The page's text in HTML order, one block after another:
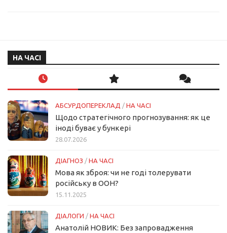
НА ЧАСІ
АБСУРДОПЕРЕКЛАД / НА ЧАСІ
Щодо стратегічного прогнозування: як це
іноді буває у бункері
28.07.2026
ДІАГНОЗ / НА ЧАСІ
Мова як зброя: чи не годі толерувати
російську в ООН?
15.11.2025
ДІАЛОГИ / НА ЧАСІ
Анатолій НОВИК: Без запровадження